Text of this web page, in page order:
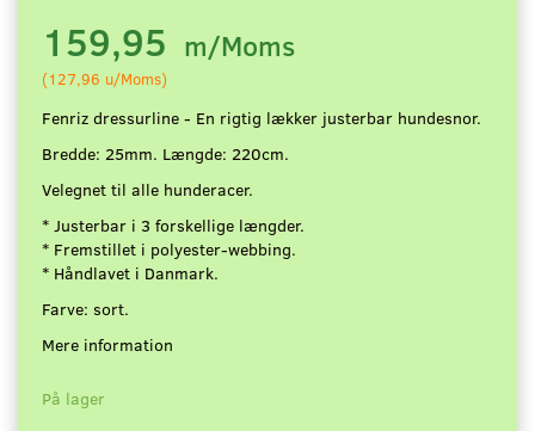
159,95 m/Moms
(127,96 u/Moms)
Fenriz dressurline - En rigtig lækker justerbar hundesnor.
Bredde: 25mm. Længde: 220cm.
Velegnet til alle hunderacer.
* Justerbar i 3 forskellige længder.
* Fremstillet i polyester-webbing.
* Håndlavet i Danmark.
Farve: sort.
Mere information
På lager